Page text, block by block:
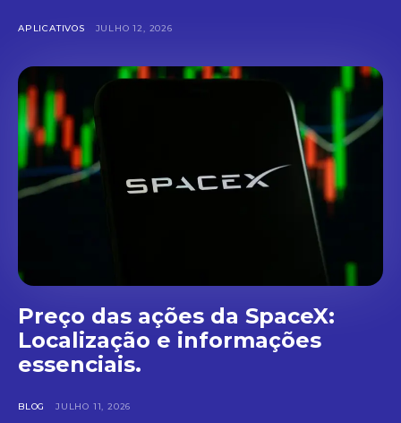
APLICATIVOS JULHO 12, 2026
Preço das ações da SpaceX:
Localização e informações
essenciais.
BLOG JULHO 11, 2026